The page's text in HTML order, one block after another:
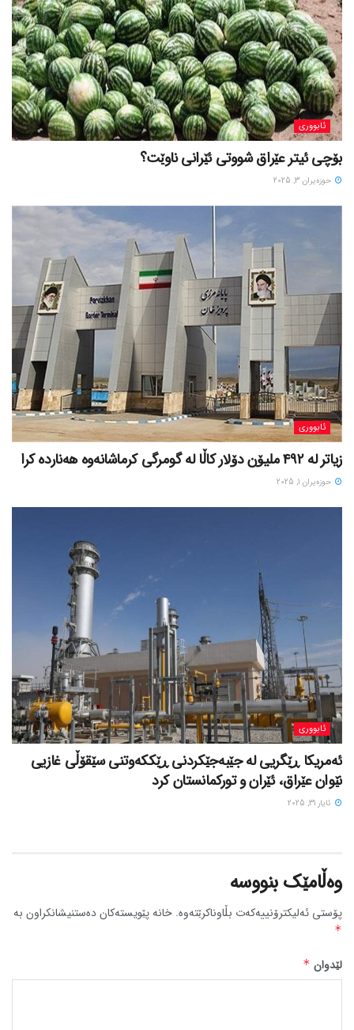
ئابووری
بۆچی ئیتر عێراق شووتی ئێرانی ناوێت؟
حوزه‌یران 3, 2025
ئابووری
زیاتر لە ٤٩٢ ملیۆن دۆلار کاڵا لە گومرگی کرماشانەوە هەناردە کرا
حوزه‌یران 1, 2025
ئابووری
ئەمریکا ڕێگریی لە جێبەجێکردنی ڕێککەوتنی سێقۆڵی غازیی
نێوان عێراق، ئێران و تورکمانستان کرد
ئایار 31, 2025
وەڵامێک بنووسە
پۆستی ئەلیکترۆنییەکەت بڵاوناکرێتەوە. خانە پێویستەکان دەستنیشانکراون بە
*
لێدوان *